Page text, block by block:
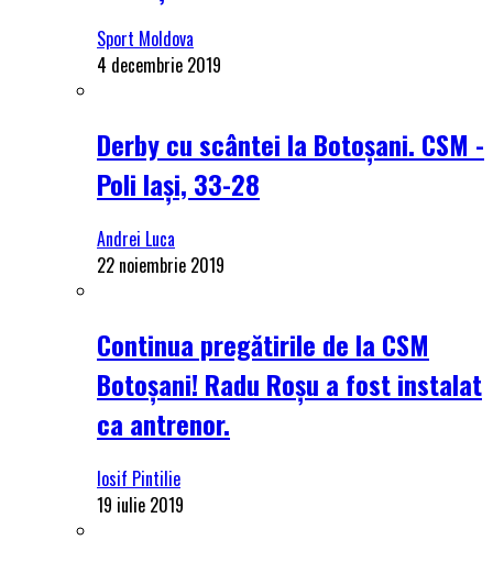
Sport Moldova
4 decembrie 2019
Derby cu scântei la Botoșani. CSM -
Poli Iași, 33-28
Andrei Luca
22 noiembrie 2019
Continua pregătirile de la CSM
Botoșani! Radu Roșu a fost instalat
ca antrenor.
Iosif Pintilie
19 iulie 2019